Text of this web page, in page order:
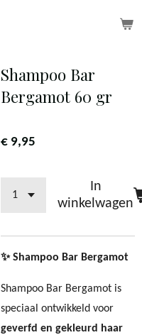
Shampoo Bar
Bergamot 60 gr
€ 9,95
In
winkelwagen
✨ Shampoo Bar Bergamot
Shampoo Bar Bergamot is
speciaal ontwikkeld voor
geverfd en gekleurd haar